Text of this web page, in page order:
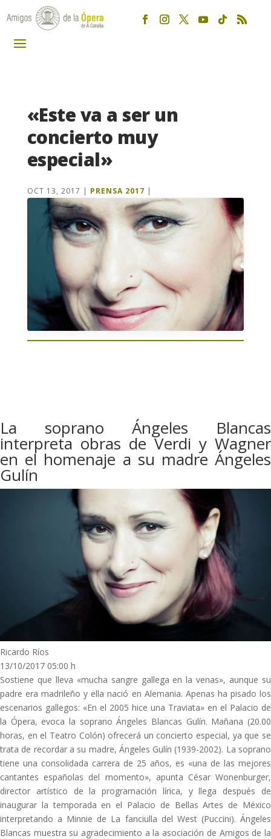
«Este va a ser un
concierto muy
especial»
OCT 13, 2017 | PRENSA 2017 |
La soprano Ángeles Blancas
interpreta obras de Verdi y Wagner
en el homenaje a su madre Ángeles
Gulín
Ricardo Ríos
13/10/2017 05:00 h
Sostiene que lleva «mucha sangre gallega en la venas», aunque su
padre era madrileño y ella nació en Alemania. Apenas ha pisado los
escenarios gallegos: «En el 2005 hice una Traviata» en el Palacio de
la Ópera, evoca la soprano Ángeles Blancas Gulín. Mañana (20.00
horas, en el Teatro Colón) ofrecerá un concierto especial, ya que se
trata de recordar a su madre, Ángeles Gulín (1939-2002). La soprano
tiene una consolidada carrera de 25 años, es «una de las mejores
cantantes españolas del momento», apunta César Wonenburger,
director artístico de la programación lírica, y llega después de
inaugurar la temporada en el Palacio de Bellas Artes de México
interpretando a Minnie de La fanciulla del West (Puccini). Ángeles
Blancas muestra su agradecimiento a la asociación de Amigos de la